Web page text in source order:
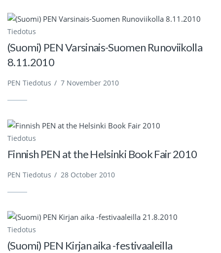
Tiedotus
(Suomi) PEN Varsinais-Suomen Runoviikolla
8.11.2010
PEN Tiedotus / 7 November 2010
Tiedotus
Finnish PEN at the Helsinki Book Fair 2010
PEN Tiedotus / 28 October 2010
Tiedotus
(Suomi) PEN Kirjan aika -festivaaleilla